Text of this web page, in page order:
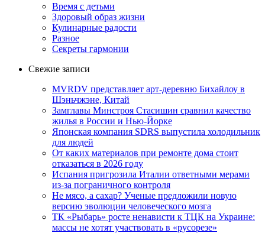
Время с детьми
Здоровый образ жизни
Кулинарные радости
Разное
Секреты гармонии
Свежие записи
MVRDV представляет арт-деревню Бихайлоу в
Шэньчжэне, Китай
Замглавы Минстроя Стасишин сравнил качество
жилья в России и Нью-Йорке
Японская компания SDRS выпустила холодильник
для людей
От каких материалов при ремонте дома стоит
отказаться в 2026 году
Испания пригрозила Италии ответными мерами
из-за пограничного контроля
Не мясо, а сахар? Ученые предложили новую
версию эволюции человеческого мозга
ТК «Рыбарь» росте ненависти к ТЦК на Украине:
массы не хотят участвовать в «русорезе»